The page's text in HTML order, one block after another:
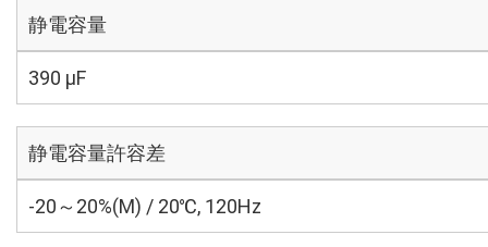
静電容量
390 µF
静電容量許容差
-20～20%(M) / 20℃, 120Hz